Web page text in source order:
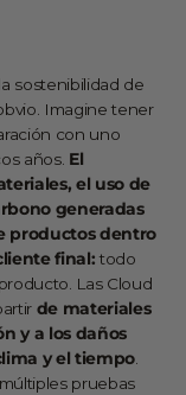
sostenibilidad de
Imagine tener
con uno
años. El
el uso de
generadas
productos dentro
final: todo
Las Cloud
de materiales
y a los daños
y el tiempo.
pruebas